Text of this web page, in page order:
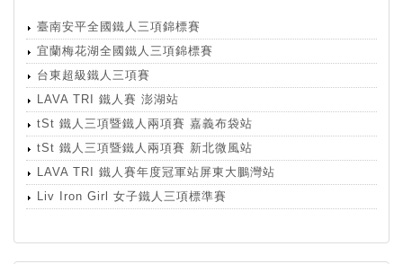
臺南安平全國鐵人三項錦標賽
宜蘭梅花湖全國鐵人三項錦標賽
台東超級鐵人三項賽
LAVA TRI 鐵人賽 澎湖站
tSt 鐵人三項暨鐵人兩項賽 嘉義布袋站
tSt 鐵人三項暨鐵人兩項賽 新北微風站
LAVA TRI 鐵人賽年度冠軍站屏東大鵬灣站
Liv Iron Girl 女子鐵人三項標準賽